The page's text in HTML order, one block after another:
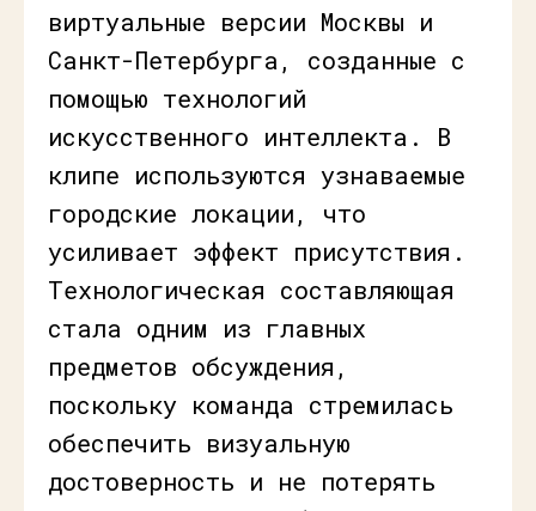
виртуальные версии Москвы и
Санкт-Петербурга, созданные с
помощью технологий
искусственного интеллекта. В
клипе используются узнаваемые
городские локации, что
усиливает эффект присутствия.
Технологическая составляющая
стала одним из главных
предметов обсуждения,
поскольку команда стремилась
обеспечить визуальную
достоверность и не потерять